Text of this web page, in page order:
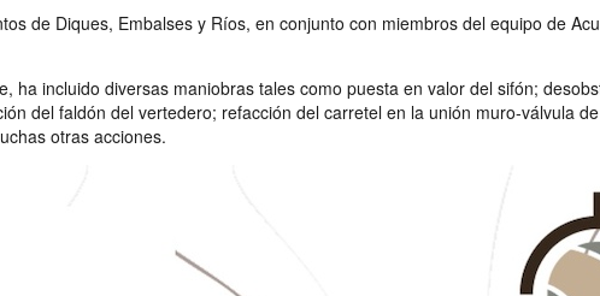
de Diques, Embalses y Ríos, en conjunto con miembros del equipo de
incluido diversas maniobras tales como puesta en valor del sifón;
del faldón del vertedero; refacción del carretel en la unión muro-válvula
otras acciones.